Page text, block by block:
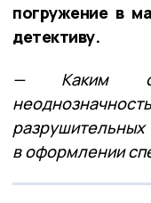
погружение в
детективу.
— Каким
в оформлении